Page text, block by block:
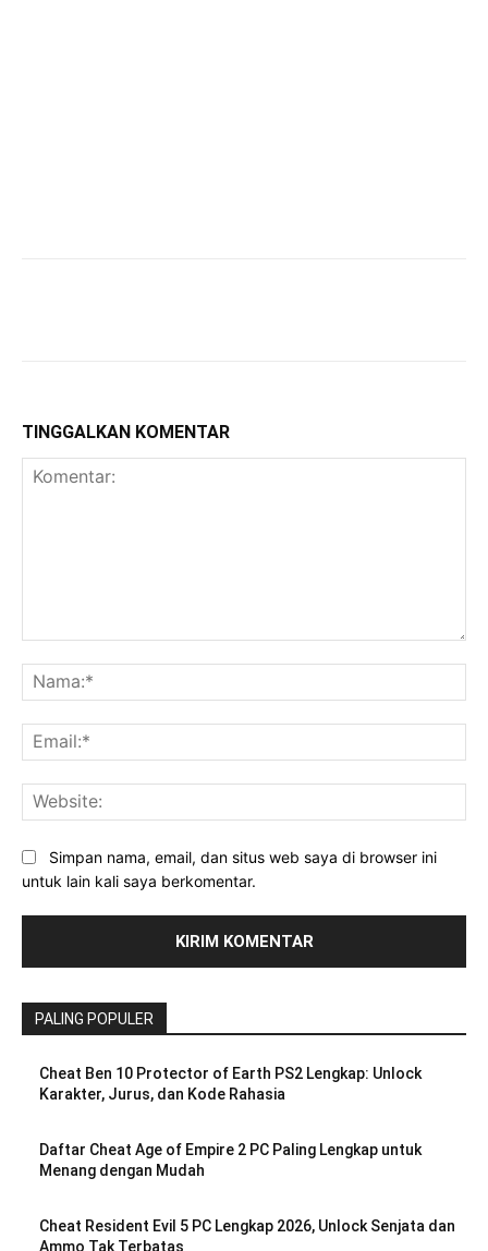
TINGGALKAN KOMENTAR
Simpan nama, email, dan situs web saya di browser ini
untuk lain kali saya berkomentar.
PALING POPULER
Cheat Ben 10 Protector of Earth PS2 Lengkap: Unlock
Karakter, Jurus, dan Kode Rahasia
Daftar Cheat Age of Empire 2 PC Paling Lengkap untuk
Menang dengan Mudah
Cheat Resident Evil 5 PC Lengkap 2026, Unlock Senjata dan
Ammo Tak Terbatas